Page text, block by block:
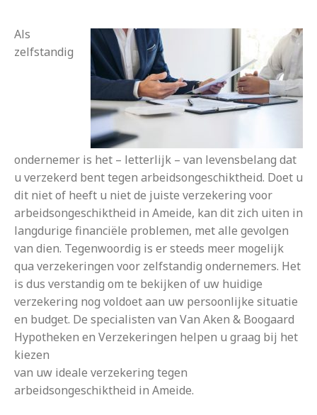
Als
zelfstandig
ondernemer is het – letterlijk – van levensbelang dat
u verzekerd bent tegen arbeidsongeschiktheid. Doet u
dit niet of heeft u niet de juiste verzekering voor
arbeidsongeschiktheid in Ameide, kan dit zich uiten in
langdurige financiële problemen, met alle gevolgen
van dien. Tegenwoordig is er steeds meer mogelijk
qua verzekeringen voor zelfstandig ondernemers. Het
is dus verstandig om te bekijken of uw huidige
verzekering nog voldoet aan uw persoonlijke situatie
en budget. De specialisten van Van Aken & Boogaard
Hypotheken en Verzekeringen helpen u graag bij het
kiezen
van uw ideale verzekering tegen
arbeidsongeschiktheid in Ameide.